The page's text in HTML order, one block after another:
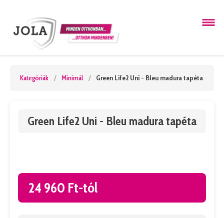
Kategóriák / Minimál / Green Life2 Uni - Bleu madura tapéta
Green Life2 Uni - Bleu madura tapéta
24 960 Ft-tól